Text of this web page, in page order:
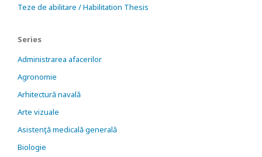
Teze de abilitare / Habilitation Thesis
Series
Administrarea afacerilor
Agronomie
Arhitectură navală
Arte vizuale
Asistenţă medicală generală
Biologie